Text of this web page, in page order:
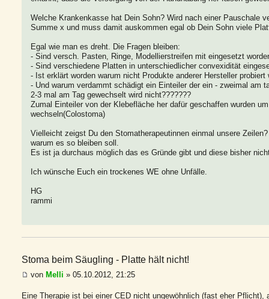
Welche Krankenkasse hat Dein Sohn? Wird nach einer Pauschale
Summe x und muss damit auskommen egal ob Dein Sohn viele
Egal wie man es dreht. Die Fragen bleiben:
- Sind versch. Pasten, Ringe, Modellierstreifen mit eingesetzt
- Sind verschiedene Platten in unterschiedlicher convexidität
- Ist erklärt worden warum nicht Produkte anderer Hersteller probiert
- Und warum verdammt schädigt ein Einteiler der ein - zweimal am
2-3 mal am Tag gewechselt wird nicht???????
Zumal Einteiler von der Klebefläche her dafür geschaffen wurden
wechseln(Colostoma)
Vielleicht zeigst Du den Stomatherapeutinnen einmal unsere
warum es so bleiben soll.
Es ist ja durchaus möglich das es Gründe gibt und diese bisher
Ich wünsche Euch ein trockenes WE ohne Unfälle.
HG
rammi
Stoma beim Säugling - Platte hält nicht!
von Melli » 05.10.2012, 21:25
Eine Therapie ist bei einer CED nicht ungewöhnlich (fast eher